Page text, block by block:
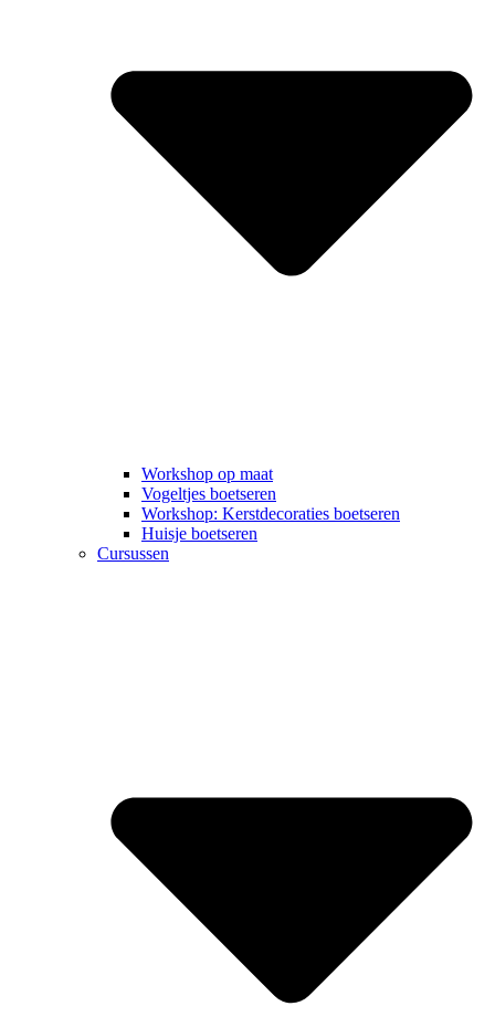
Workshop op maat
Vogeltjes boetseren
Workshop: Kerstdecoraties boetseren
Huisje boetseren
Cursussen